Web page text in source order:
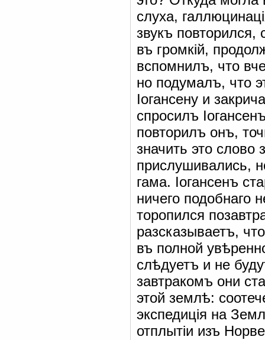
слуха,
звукъ
въ громкій,
вспомнилъ, что
но подумалъ, что
Іогансену и
спросилъ
повторилъ онъ,
значить это
прислушивались,
гама. Іогансенъ
ничего подобнаго
торопился
разсказываетъ,
въ полной
слѣдуетъ и не
завтракомъ они
этой землѣ:
экспедиція на
отплытіи изъ